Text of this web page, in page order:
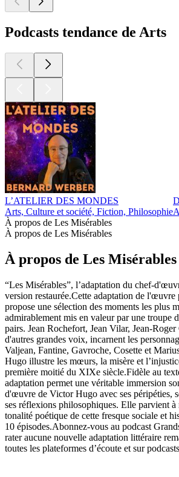
Podcasts tendance de Arts
L’ATELIER DES MONDES
Arts, Culture et société, Fiction, Philosophie
À propos de Les Misérables
À propos de Les Misérables
À propos de Les Misérables
“Les Misérables”, l’adaptation du chef-
version restaurée.Cette adaptation de
propose une sélection des moments les plus
admirablement mis en valeur par une troupe
pairs. Jean Rochefort, Jean Vilar, Jean-
d'autres grandes voix, incarnent les
Valjean, Fantine, Gavroche, Cosette et
Hugo illustre les mœurs, la misère et
première moitié du XIXe siècle.Fidèle au
adaptation permet une véritable immersion
d'œuvre de Victor Hugo avec ses péripéties,
ses réflexions philosophiques. Elle parvient à
tonalité poétique de cette fresque sociale et
10 épisodes.Abonnez-vous au podcast
rater aucune nouvelle adaptation littéraire
toutes les plateformes d’écoute et sur